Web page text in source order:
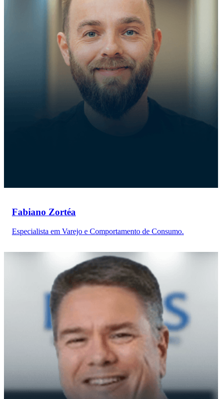
Fabiano Zortéa
Especialista em Varejo e Comportamento de Consumo.